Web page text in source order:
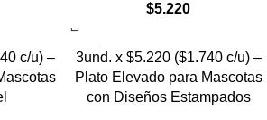
$5.220
c/u) –
3und. x $5.220 ($1.740 c/u) –
Plato Elevado para Mascotas
con Diseños Estampados